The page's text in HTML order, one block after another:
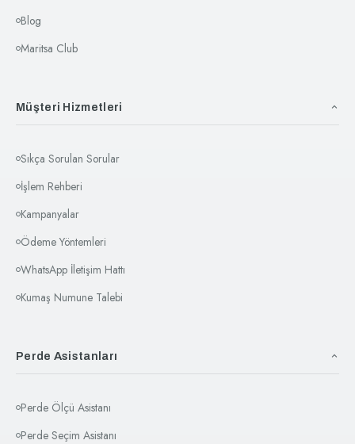
Tül Perde Uyumu:
ışık süzülmesi sağlamak için
şekilde toplamak ve mekana zengin bir dokunuş katmak
Fikre mi ihtiyacınız var?
perdeyle en uyumlu tül perdeyi veya aksesuarı
alabilirsiniz. Odanızın fotoğrafını çekip
duvar renginize uygun tamamlayıcı kombin
önerilerini sizin için hazırlayalım.
Perdenizin kumaş sarfiyatı, tercih edeceğiniz pile
sıklığına göre belirlenir.
Blog
Maritsa Club
Müşteri Hizmetleri
Sıkça Sorulan Sorular
İşlem Rehberi
Kampanyalar
Ödeme Yöntemleri
WhatsApp İletişim Hattı
Kumaş Numune Talebi
Perde Asistanları
Perde Ölçü Asistanı
Perde Seçim Asistanı